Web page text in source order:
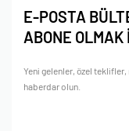
E-POSTA
ABONE
Yeni gelenler, özel
haberdar olun.